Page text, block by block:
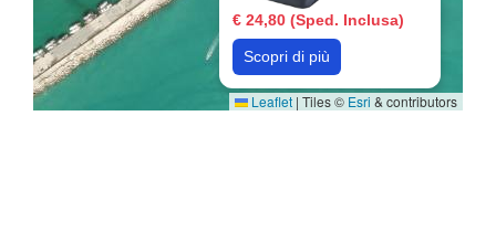
€ 24,80 (Sped. Inclusa)
Scopri di più
Leaflet | Tiles © Esri & contributors